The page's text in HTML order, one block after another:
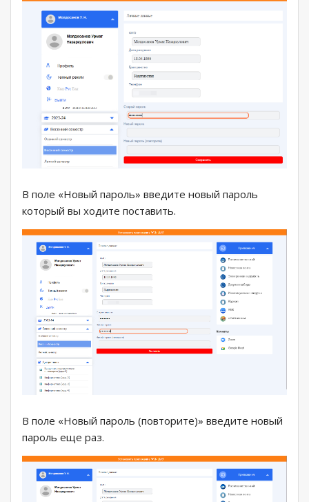
В поле «Новый пароль» введите новый пароль
который вы ходите поставить.
В поле «Новый пароль (повторите)» введите новый
пароль еще раз.